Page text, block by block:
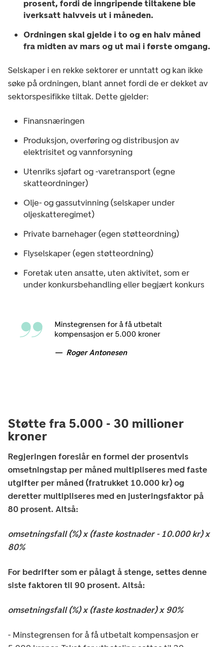
prosent, fordi de inngripende tiltakene ble
iverksatt halvveis ut i måneden.
Ordningen skal gjelde i to og en halv måned
fra midten av mars og ut mai i første omgang.
Selskaper i en rekke sektorer er unntatt og kan ikke
søke på ordningen, blant annet fordi de er dekket av
sektorspesifikke tiltak. Dette gjelder:
Finansnæringen
Produksjon, overføring og distribusjon av
elektrisitet og vannforsyning
Utenriks sjøfart og -varetransport (egne
skatteordninger)
Olje- og gassutvinning (selskaper under
oljeskatteregimet)
Private barnehager (egen støtteordning)
Flyselskaper (egen støtteordning)
Foretak uten ansatte, uten aktivitet, som er
under konkursbehandling eller begjært konkurs
Minstegrensen for å få utbetalt
kompensasjon er 5.000 kroner
Roger Antonesen
Støtte fra 5.000 - 30 millioner
kroner
Regjeringen foreslår en formel der prosentvis
omsetningstap per måned multipliseres med faste
utgifter per måned (fratrukket 10.000 kr) og
deretter multipliseres med en justeringsfaktor på
80 prosent. Altså:
omsetningsfall (%) x (faste kostnader - 10.000 kr) x
80%
For bedrifter som er pålagt å stenge, settes denne
siste faktoren til 90 prosent. Altså:
omsetningsfall (%) x (faste kostnader) x 90%
- Minstegrensen for å få utbetalt kompensasjon er